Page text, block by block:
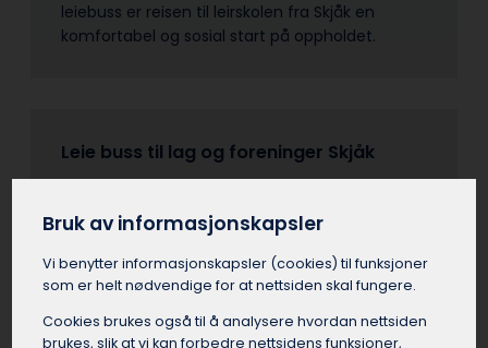
leiebuss er reisen til leirskolen fra Skjåk en
komfortabel og sosial start på oppholdet.
Leie buss til lag og foreninger Skjåk
Idrettslag, foreninger, klubber og organisasjoner
i Skjåk har mange anledninger til å leie buss. Det
kan være lettere å leie buss i Skjåk når de skal til
kamper, cuper, samlinger, events, turer eller
andre aktiviteter. Å reise sammen fra Skjåk som
samtidig som det er en praktisk og rimelig
Bruk av informasjonskapsler
Vi benytter informasjons­kapsler (cookies) til funksjoner
som er helt nødvendige for at nettsiden skal fungere.
Cookies brukes også til å analysere hvordan nettsiden
brukes, slik at vi kan forbedre nettsidens funksjoner,